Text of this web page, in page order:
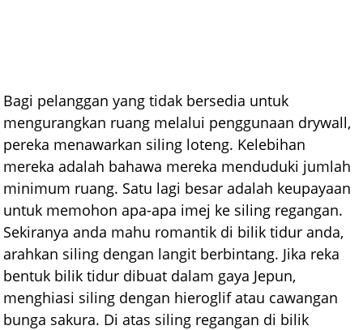
Bagi pelanggan yang tidak bersedia untuk
mengurangkan ruang melalui penggunaan drywall,
pereka menawarkan siling loteng. Kelebihan
mereka adalah bahawa mereka menduduki jumlah
minimum ruang. Satu lagi besar adalah keupayaan
untuk memohon apa-apa imej ke siling regangan.
Sekiranya anda mahu romantik di bilik tidur anda,
arahkan siling dengan langit berbintang. Jika reka
bentuk bilik tidur dibuat dalam gaya Jepun,
menghiasi siling dengan hieroglif atau cawangan
bunga sakura. Di atas siling regangan di bilik